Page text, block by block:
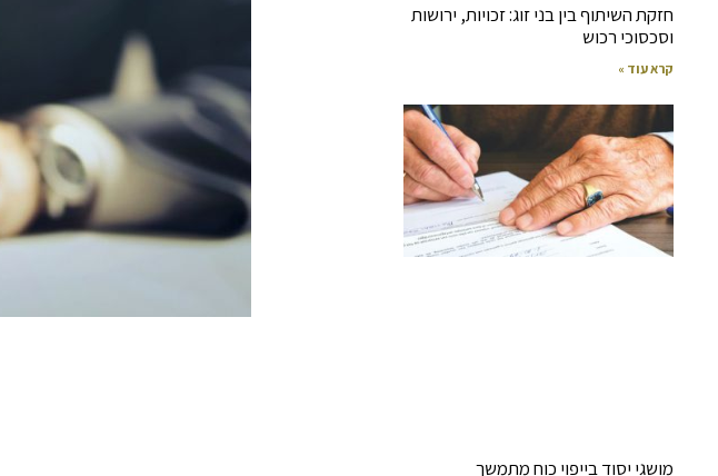
חזקת השיתוף בין בני זוג: זכויות, ירושות
וסכסוכי רכוש
קרא עוד »
מושגי יסוד בייפוי כוח מתמשך